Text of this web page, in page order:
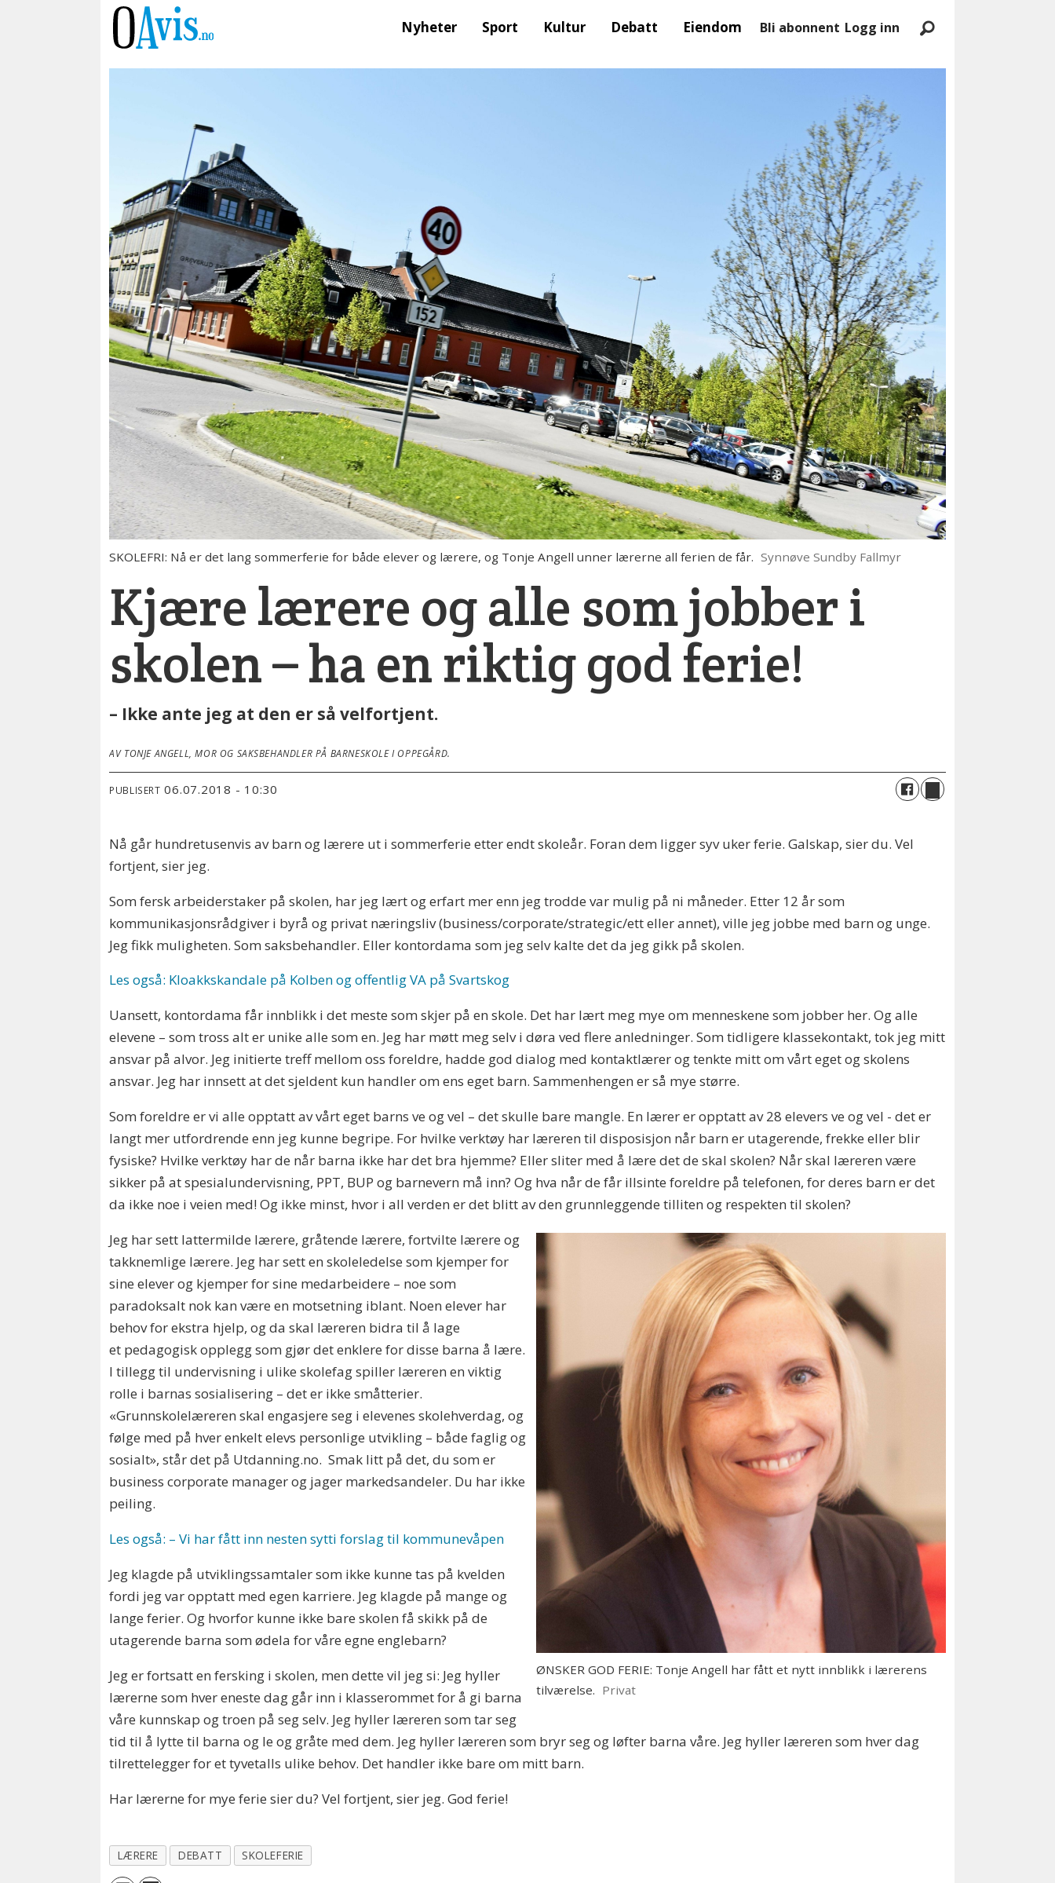
Nyheter Sport Kultur Debatt Eiendom Bli abonnent Logg inn
SKOLEFRI: Nå er det lang sommerferie for både elever og lærere, og Tonje Angell unner lærerne all ferien de får. Synnøve Sundby Fallmyr
Kjære lærere og alle som jobber i
skolen – ha en riktig god ferie!
– Ikke ante jeg at den er så velfortjent.
AV TONJE ANGELL, MOR OG SAKSBEHANDLER PÅ BARNESKOLE I OPPEGÅRD.
PUBLISERT 06.07.2018 - 10:30
Nå går hundretusenvis av barn og lærere ut i sommerferie etter endt skoleår. Foran dem ligger syv uker ferie. Galskap, sier du. Vel
fortjent, sier jeg.
Som fersk arbeiderstaker på skolen, har jeg lært og erfart mer enn jeg trodde var mulig på ni måneder. Etter 12 år som
kommunikasjonsrådgiver i byrå og privat næringsliv (business/corporate/strategic/ett eller annet), ville jeg jobbe med barn og unge.
Jeg fikk muligheten. Som saksbehandler. Eller kontordama som jeg selv kalte det da jeg gikk på skolen.
Les også: Kloakkskandale på Kolben og offentlig VA på Svartskog
Uansett, kontordama får innblikk i det meste som skjer på en skole. Det har lært meg mye om menneskene som jobber her. Og alle
elevene – som tross alt er unike alle som en. Jeg har møtt meg selv i døra ved flere anledninger. Som tidligere klassekontakt, tok jeg mitt
ansvar på alvor. Jeg initierte treff mellom oss foreldre, hadde god dialog med kontaktlærer og tenkte mitt om vårt eget og skolens
ansvar. Jeg har innsett at det sjeldent kun handler om ens eget barn. Sammenhengen er så mye større.
Som foreldre er vi alle opptatt av vårt eget barns ve og vel – det skulle bare mangle. En lærer er opptatt av 28 elevers ve og vel - det er
langt mer utfordrende enn jeg kunne begripe. For hvilke verktøy har læreren til disposisjon når barn er utagerende, frekke eller blir
fysiske? Hvilke verktøy har de når barna ikke har det bra hjemme? Eller sliter med å lære det de skal skolen? Når skal læreren være
sikker på at spesialundervisning, PPT, BUP og barnevern må inn? Og hva når de får illsinte foreldre på telefonen, for deres barn er det
da ikke noe i veien med! Og ikke minst, hvor i all verden er det blitt av den grunnleggende tilliten og respekten til skolen?
ØNSKER GOD FERIE: Tonje Angell har fått et nytt innblikk i lærerens
tilværelse. Privat
Jeg har sett lattermilde lærere, gråtende lærere, fortvilte lærere og
takknemlige lærere. Jeg har sett en skoleledelse som kjemper for
sine elever og kjemper for sine medarbeidere – noe som
paradoksalt nok kan være en motsetning iblant. Noen elever har
behov for ekstra hjelp, og da skal læreren bidra til å lage
et pedagogisk opplegg som gjør det enklere for disse barna å lære.
I tillegg til undervisning i ulike skolefag spiller læreren en viktig
rolle i barnas sosialisering – det er ikke småtterier.
«Grunnskolelæreren skal engasjere seg i elevenes skolehverdag, og
følge med på hver enkelt elevs personlige utvikling – både faglig og
sosialt», står det på Utdanning.no. Smak litt på det, du som er
business corporate manager og jager markedsandeler. Du har ikke
peiling.
Les også: – Vi har fått inn nesten sytti forslag til kommunevåpen
Jeg klagde på utviklingssamtaler som ikke kunne tas på kvelden
fordi jeg var opptatt med egen karriere. Jeg klagde på mange og
lange ferier. Og hvorfor kunne ikke bare skolen få skikk på de
utagerende barna som ødela for våre egne englebarn?
Jeg er fortsatt en fersking i skolen, men dette vil jeg si: Jeg hyller
lærerne som hver eneste dag går inn i klasserommet for å gi barna
våre kunnskap og troen på seg selv. Jeg hyller læreren som tar seg
tid til å lytte til barna og le og gråte med dem. Jeg hyller læreren som bryr seg og løfter barna våre. Jeg hyller læreren som hver dag
tilrettelegger for et tyvetalls ulike behov. Det handler ikke bare om mitt barn.
Har lærerne for mye ferie sier du? Vel fortjent, sier jeg. God ferie!
LÆRERE DEBATT SKOLEFERIE